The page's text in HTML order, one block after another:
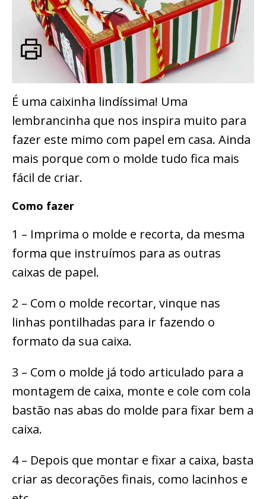
É uma caixinha lindíssima! Uma
lembrancinha que nos inspira muito para
fazer este mimo com papel em casa. Ainda
mais porque com o molde tudo fica mais
fácil de criar.
Como fazer
1 – Imprima o molde e recorta, da mesma
forma que instruímos para as outras
caixas de papel.
2 – Com o molde recortar, vinque nas
linhas pontilhadas para ir fazendo o
formato da sua caixa.
3 – Com o molde já todo articulado para a
montagem de caixa, monte e cole com cola
bastão nas abas do molde para fixar bem a
caixa.
4 – Depois que montar e fixar a caixa, basta
criar as decorações finais, como lacinhos e